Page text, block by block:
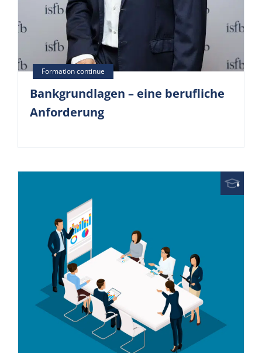
Bankgrundlagen – eine berufliche
Anforderung